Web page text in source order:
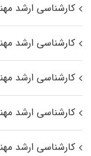
کارشناسی ارشد
کارشناسی ارشد
کارشناسی ارشد
کارشناسی ارشد
کارشناسی ارشد